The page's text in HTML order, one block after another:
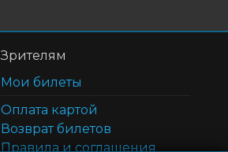
Зрителям
Мои билеты
Оплата картой
Возврат билетов
Правила и соглашения